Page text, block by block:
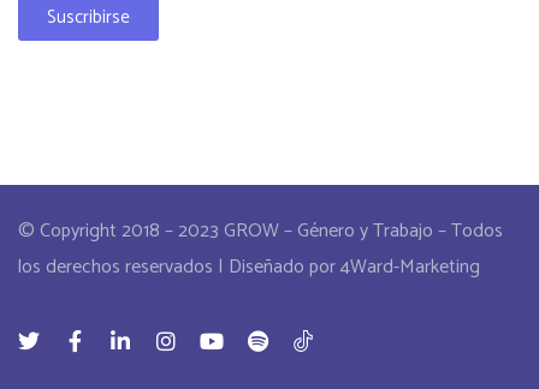
Suscribirse
© Copyright 2018 – 2023 GROW – Género y Trabajo – Todos
los derechos reservados | Diseñado por 4Ward-Marketing